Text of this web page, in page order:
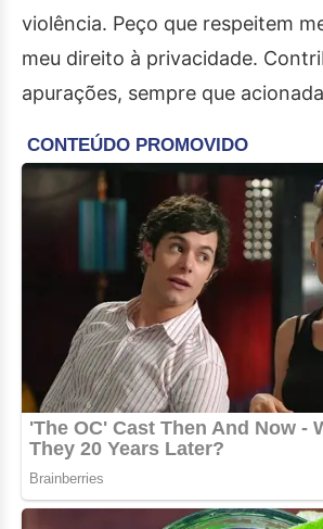
violência. Peço que respeitem
meu direito à privacidade.
apurações, sempre que